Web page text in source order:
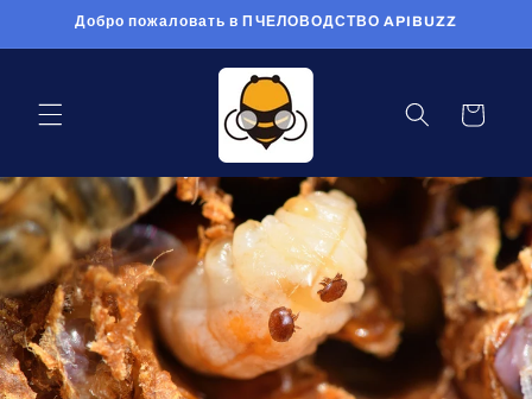
контенту
Добро пожаловать в ПЧЕЛОВОДСТВО APIBUZZ
Корзина